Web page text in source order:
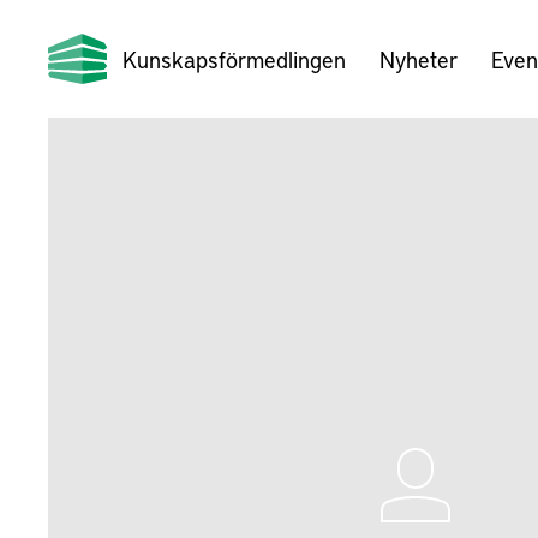
Kunskapsförmedlingen Nyheter